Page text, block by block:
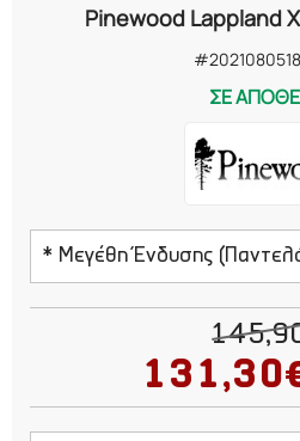
Pinewood Lappland
ΣΕ
* Μεγέθη Ένδυσης
40
44